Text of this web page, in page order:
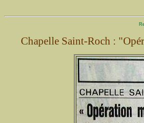
Chapelle Saint-Roch :